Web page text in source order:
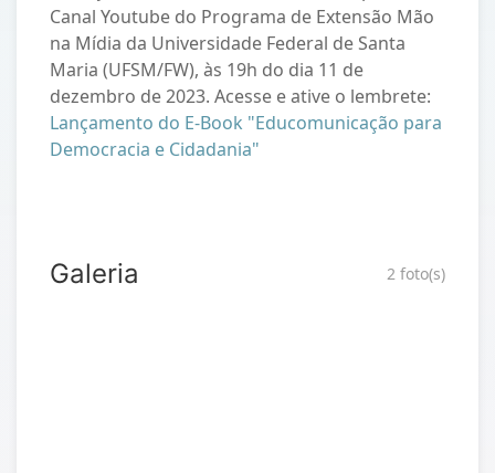
Canal Youtube do Programa de Extensão Mão
na Mídia da Universidade Federal de Santa
Maria (UFSM/FW), às 19h do dia 11 de
dezembro de 2023. Acesse e ative o lembrete:
Lançamento do E-Book "Educomunicação para
Democracia e Cidadania"
Galeria 2 foto(s)